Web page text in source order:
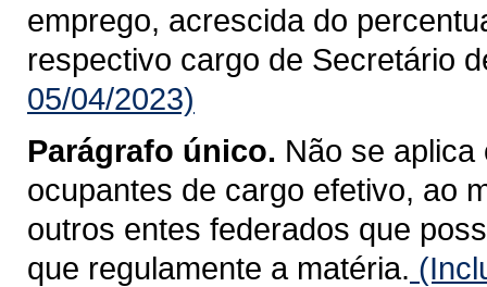
emprego, acrescida do
respectivo cargo de Secretário
05/04/2023)
Parágrafo único. Não se
ocupantes de cargo efetivo, ao
outros entes federados que
que regulamente a matéria.